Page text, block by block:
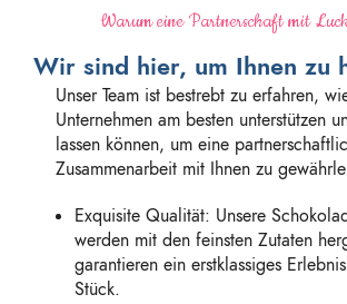
Warum eine Partnerschaft mit
Wir sind hier, um Ihnen zu
Unser Team ist bestrebt zu erfahren,
Unternehmen am besten unterstützen
lassen können, um eine
Zusammenarbeit mit Ihnen zu
Exquisite Qualität: Unsere
werden mit den feinsten Zutaten
garantieren ein erstklassiges
Stück.